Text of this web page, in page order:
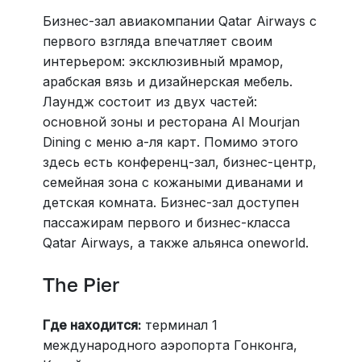
Бизнес-зал авиакомпании Qatar Airways с
первого взгляда впечатляет своим
интерьером: эксклюзивный мрамор,
арабская вязь и дизайнерская мебель.
Лаундж состоит из двух частей:
основной зоны и ресторана Al Mourjan
Dining с меню а-ля карт. Помимо этого
здесь есть конференц-зал, бизнес-центр,
семейная зона с кожаными диванами и
детская комната. Бизнес-зал доступен
пассажирам первого и бизнес-класса
Qatar Airways, а также альянса oneworld.
The Pier
Где находится:терминал 1
международного аэропорта Гонконга,